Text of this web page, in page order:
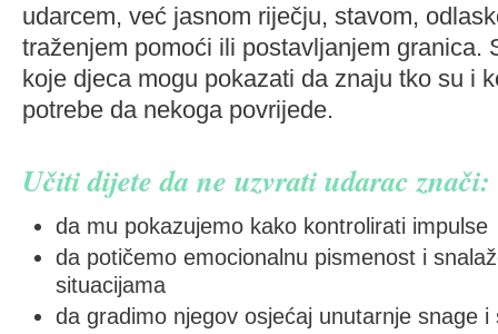
udarcem, već jasnom riječju, stavom,
traženjem pomoći ili postavljanjem granica.
koje djeca mogu pokazati da znaju tko su i
potrebe da nekoga povrijede.
Učiti dijete da ne uzvrati udarac znači:
da mu pokazujemo kako kontrolirati impulse
da potičemo emocionalnu pismenost i
situacijama
da gradimo njegov osjećaj unutarnje snage i